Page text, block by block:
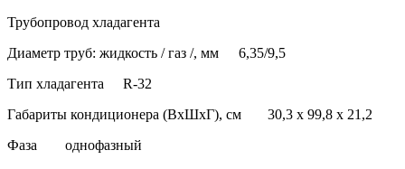
Трубопровод хладагента
Диаметр труб: жидкость / газ /, мм
6,35/9,5
Тип хладагента
R-32
Габариты кондиционера (ВxШxГ), см
30,3 х 99,8 х 21,2
Фаза
однофазный